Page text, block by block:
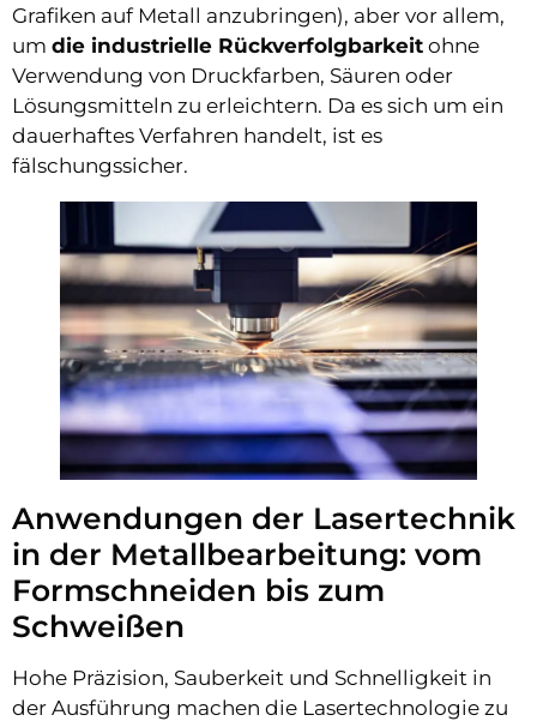
Grafiken auf Metall anzubringen), aber vor allem,
um die industrielle Rückverfolgbarkeit ohne
Verwendung von Druckfarben, Säuren oder
Lösungsmitteln zu erleichtern. Da es sich um ein
dauerhaftes Verfahren handelt, ist es
fälschungssicher.
Anwendungen der Lasertechnik
in der Metallbearbeitung: vom
Formschneiden bis zum
Schweißen
Hohe Präzision, Sauberkeit und Schnelligkeit in
der Ausführung machen die Lasertechnologie zu